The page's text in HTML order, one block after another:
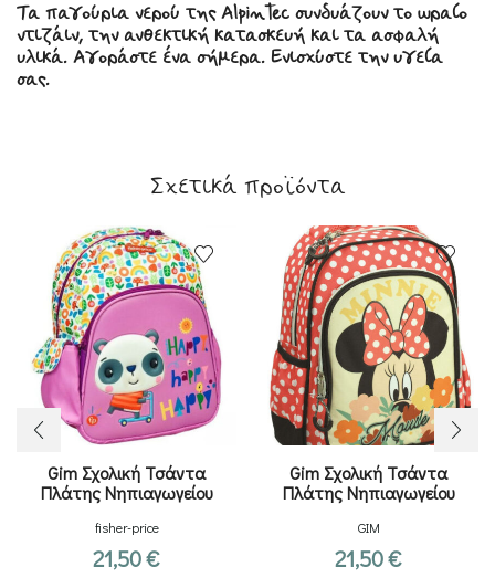
Τα παγούρια νερού της AlpinTec συνδυάζουν το ωραίο
ντιζάιν, την ανθεκτική κατασκευή και τα ασφαλή
υλικά. Αγοράστε ένα σήμερα. Ενισχύστε την υγεία
σας.
Σχετικά προϊόντα
Gim Σχολική Τσάντα
Πλάτης Νηπιαγωγείου
Πολύχρωμη 12lt
fisher-price
21,50€
Gim Σχολική Τσάντα
Πλάτης Νηπιαγωγείου
Κόκκινη με Θήκη για Παγούρι
GIM
21,50€